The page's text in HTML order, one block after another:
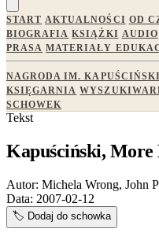
START AKTUALNOŚCI OD
BIOGRAFIA KSIĄŻKI AUDIO
PRASA MATERIAŁY
NAGRODA IM.
KSIĘGARNIA
SCHOWEK
Tekst
Kapuściński, More
Autor: Michela Wrong, John
Data: 2007-02-12
🏷️ Dodaj do schowka